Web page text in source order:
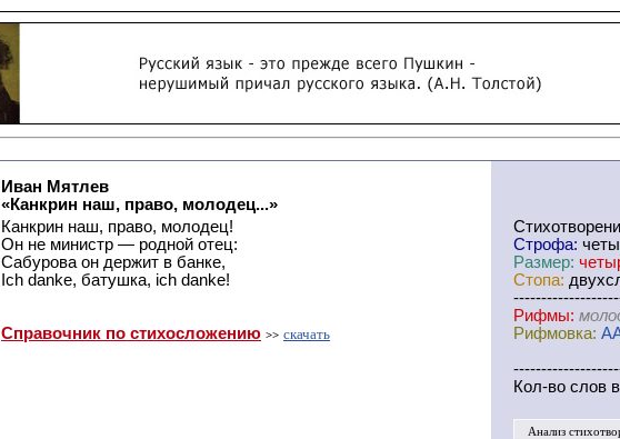
Иван Мятлев
«Канкрин наш, право, молодец...»
Канкрин наш, право, молодец!
Он не министр — родной отец:
Сабурова он держит в банке,
Ich danke, батушка, ich danke!
Справочник по стихосложению >> скачать
Строфа:
Размер:
Стопа:
Рифмы:
Рифмовка:
Кол-во слов в
Анализ